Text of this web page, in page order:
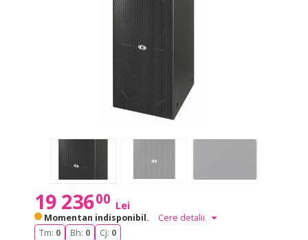
19 23600 Lei
Momentan indisponibil.
Cere detalii
Tm: 0 Bh: 0 Cj: 0